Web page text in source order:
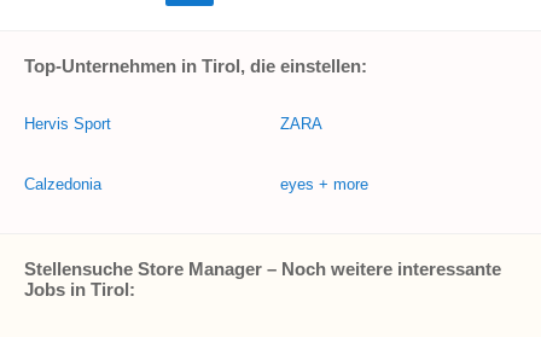
Top-Unternehmen in Tirol, die einstellen:
Hervis Sport
Calzedonia
ZARA
eyes + more
Stellensuche Store Manager – Noch weitere interessante
Jobs in Tirol: